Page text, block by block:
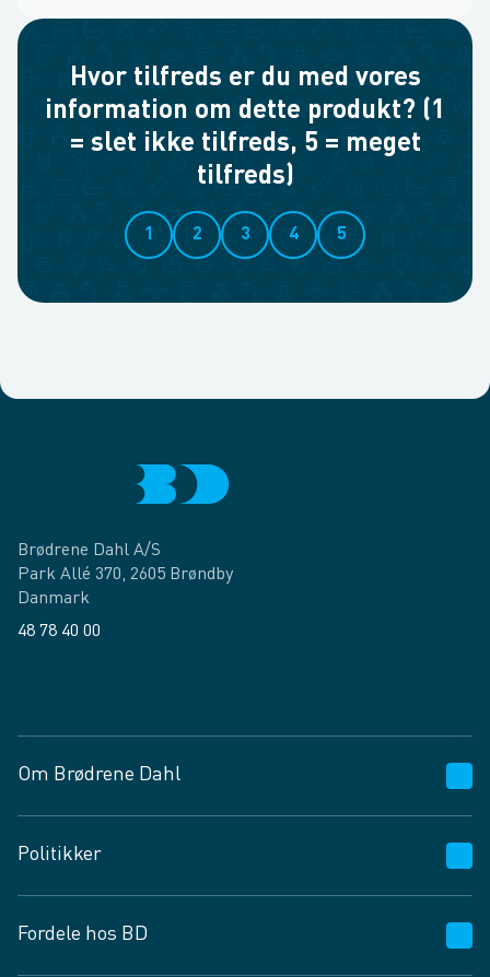
Hvor tilfreds er du med vores
information om dette produkt? (1
= slet ikke tilfreds, 5 = meget
tilfreds)
1 2 3 4 5
Brødrene Dahl A/S
Park Allé 370, 2605 Brøndby
Danmark
48 78 40 00
Om Brødrene Dahl
Vagttelefon 30 10 89 89
Spørgsmål og svar
Job og karriere
Politikker
Privatlivspolitik
Fordele hos BD